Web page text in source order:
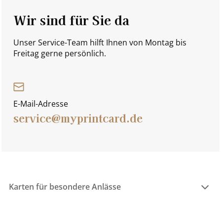
Wir sind für Sie da
Unser Service-Team hilft Ihnen von Montag bis
Freitag gerne persönlich.
E-Mail-Adresse
service@myprintcard.de
Karten für besondere Anlässe